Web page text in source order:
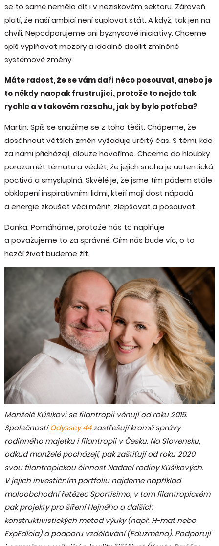
se to samé nemělo dít i v neziskovém sektoru. Zároveň
platí, že naší ambicí není suplovat stát. A když, tak jen na
chvíli. Nepodporujeme ani byznysové iniciativy. Chceme
spíš vyplňovat mezery a ideálně docílit zmíněné
systémové změny.
Máte radost, že se vám daří něco posouvat, anebo je
to někdy naopak frustrující, protože to nejde tak
rychle a v takovém rozsahu, jak by bylo potřeba?
Martin: Spíš se snažíme se z toho těšit. Chápeme, že
dosáhnout větších změn vyžaduje určitý čas. S těmi, kdo
za námi přicházejí, dlouze hovoříme. Chceme do hloubky
porozumět tématu a vědět, že jejich snaha je autentická,
poctivá a smysluplná. Skvělé je, že jsme tím pádem stále
obklopení inspirativními lidmi, kteří mají dost nápadů
a energie zkoušet věci měnit, zlepšovat a posouvat.
Danka: Pomáháme, protože nás to naplňuje
a považujeme to za správné. Čím nás bude víc, o to
hezčí život budeme žít.
Manželé Kúšikovi se filantropii věnují od roku 2015.
SpolečnostíOdyssey 44zastřešují kromě správy
rodinného majetku i filantropii v Česku. Na Slovensku,
odkud manželé pocházejí, pak zaštiťují od roku 2020
svou filantropickou činnost Nadací rodiny Kúšikových.
V jejich investičním portfoliu najdeme například
maloobchodní řetězec Sportisimo, v tom filantropickém
pak projekty pro šíření Hejného a dalších
konstruktivistických metod výuky (např. H-mat nebo
ExpEdícia) a podporu vzdělávání (Eduzměna). Podporují